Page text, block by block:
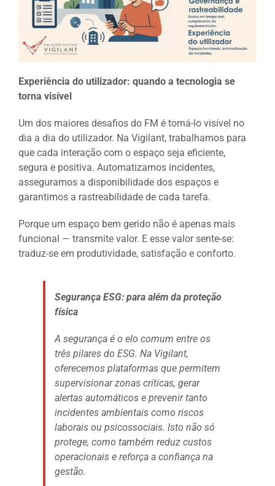
Experiência do utilizador: quando a tecnologia se
torna visível
Um dos maiores desafios do FM é torná-lo visível no
dia a dia do utilizador. Na Vigilant, trabalhamos para
que cada interação com o espaço seja eficiente,
segura e positiva. Automatizamos incidentes,
asseguramos a disponibilidade dos espaços e
garantimos a rastreabilidade de cada tarefa.
Porque um espaço bem gerido não é apenas mais
funcional — transmite valor. E esse valor sente-se:
traduz-se em produtividade, satisfação e conforto.
Segurança ESG: para além da proteção
física
A segurança é o elo comum entre os
três pilares do ESG. Na Vigilant,
oferecemos plataformas que permitem
supervisionar zonas críticas, gerar
alertas automáticos e prevenir tanto
incidentes ambientais como riscos
laborais ou psicossociais. Isto não só
protege, como também reduz custos
operacionais e reforça a confiança na
gestão.